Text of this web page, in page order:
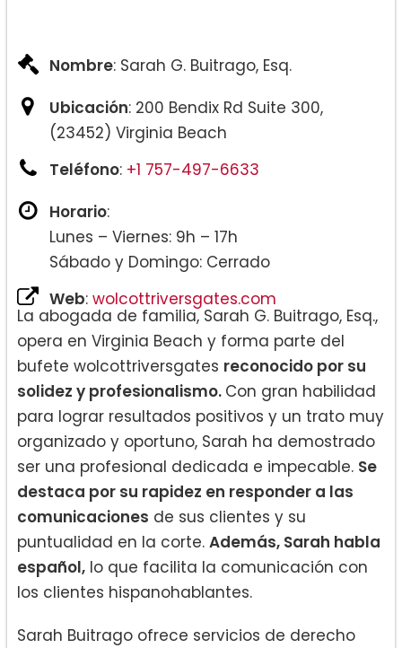
Nombre: Sarah G. Buitrago, Esq.
Ubicación: 200 Bendix Rd Suite 300,
(23452) Virginia Beach
Teléfono: +1 757-497-6633
Horario:
Lunes – Viernes: 9h – 17h
Sábado y Domingo: Cerrado
Web: wolcottriversgates.com
La abogada de familia, Sarah G. Buitrago, Esq.,
opera en Virginia Beach y forma parte del
bufete wolcottriversgates reconocido por su
solidez y profesionalismo. Con gran habilidad
para lograr resultados positivos y un trato muy
organizado y oportuno, Sarah ha demostrado
ser una profesional dedicada e impecable. Se
destaca por su rapidez en responder a las
comunicaciones de sus clientes y su
puntualidad en la corte. Además, Sarah habla
español, lo que facilita la comunicación con
los clientes hispanohablantes.
Sarah Buitrago ofrece servicios de derecho